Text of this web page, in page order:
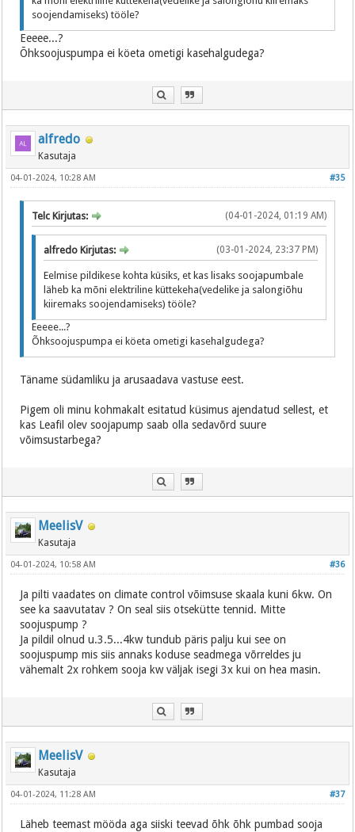
soojendamiseks) tööle?
Eeeee...?
Õhksoojuspumpa ei köeta ometigi kasehalgudega?
alfredo
Kasutaja
#35
04-01-2024, 10:28 AM
(04-01-2024, 01:19 AM)
Telc Kirjutas:
(03-01-2024, 23:37 PM)
alfredo Kirjutas:
Eelmise pildikese kohta küsiks, et kas lisaks soojapumbale
läheb ka mõni elektriline küttekeha(vedelike ja salongiõhu
kiiremaks soojendamiseks) tööle?
Eeeee...?
Õhksoojuspumpa ei köeta ometigi kasehalgudega?
Täname südamliku ja arusaadava vastuse eest.
Pigem oli minu kohmakalt esitatud küsimus ajendatud sellest, et
kas Leafil olev soojapump saab olla sedavõrd suure
võimsustarbega?
MeelisV
Kasutaja
#36
04-01-2024, 10:58 AM
Ja pilti vaadates on climate control võimsuse skaala kuni 6kw. On
see ka saavutatav ? On seal siis otsekütte tennid. Mitte
soojuspump ?
Ja pildil olnud u.3.5...4kw tundub päris palju kui see on
soojuspump mis siis annaks koduse seadmega võrreldes ju
vähemalt 2x rohkem sooja kw väljak isegi 3x kui on hea masin.
MeelisV
Kasutaja
#37
04-01-2024, 11:28 AM
Läheb teemast mööda aga siiski teevad õhk õhk pumbad sooja